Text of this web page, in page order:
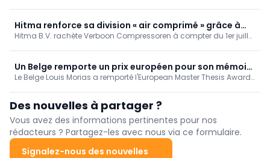
Hitma renforce sa division « air comprimé » grâce à
l'acquisition de Verboon Compressoren
Hitma B.V. rachète Verboon Compressoren à compter du 1er juillet
d'exercer ses activités depuis Nootdorp sous son propre nom,
avec la même équipe ; son fondateur, Huib Verboon, restera
impliqué. Les clients ne remarqueront pratiquement aucun
changement.
Un Belge remporte un prix européen pour son mémoire
de master consacré à l'IA générative dans la
maintenance
Le Belge Louis Morias a remporté l'European Master Thesis Award
désigné lauréat européen lors du salon EuroMaintenance, en
Suède.
Des nouvelles à partager ?
Vous avez des informations pertinentes pour nos
rédacteurs ? Partagez-les avec nous via ce formulaire.
Signalez-nous des nouvelles